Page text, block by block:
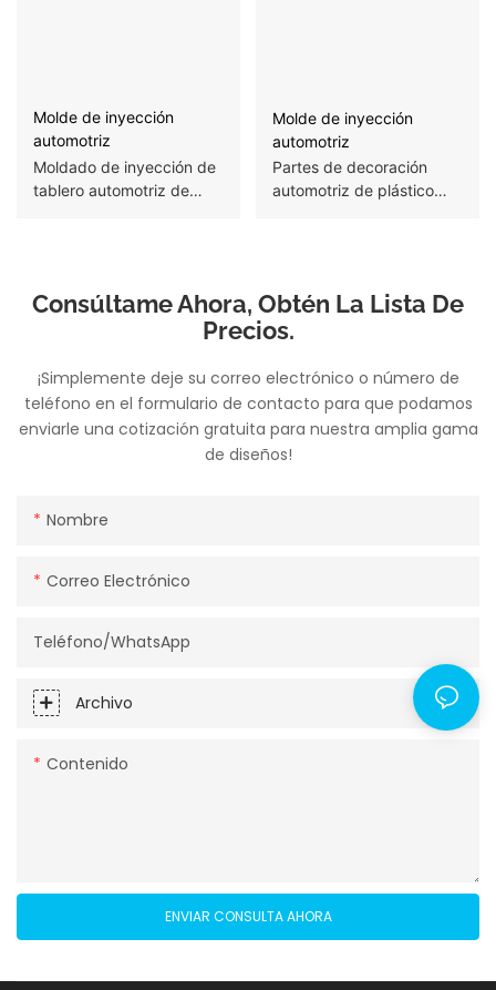
Molde de inyección
automotriz
Moldado de inyección de
tablero automotriz de
Molde de inyección
automotriz
Partes de decoración
automotriz de plástico
Consúltame Ahora, Obtén La Lista De
Precios.
¡Simplemente deje su correo electrónico o número de
teléfono en el formulario de contacto para que podamos
enviarle una cotización gratuita para nuestra amplia gama
de diseños!
Nombre
Correo Electrónico
Teléfono/WhatsApp
Archivo
Contenido
ENVIAR CONSULTA AHORA